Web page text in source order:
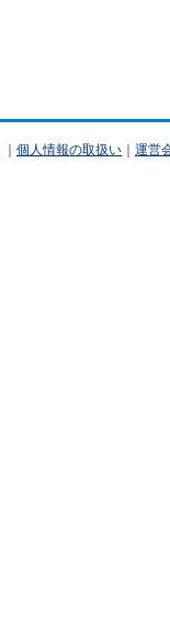
｜ 個人情報の取扱い ｜ 運営